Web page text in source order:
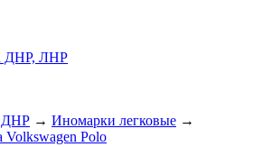
ДНР, ЛНР
ДНР → Иномарки легковые →
Volkswagen Polo